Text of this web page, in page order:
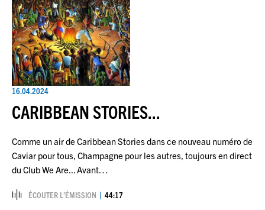
16.04.2024
CARIBBEAN STORIES...
Comme un air de Caribbean Stories dans ce nouveau numéro de
Caviar pour tous, Champagne pour les autres, toujours en direct
du Club We Are... Avant…
ÉCOUTER L’ÉMISSION 44:17